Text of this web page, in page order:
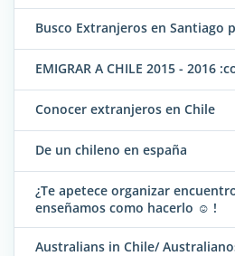
Busco Extranjeros en Santiago
EMIGRAR A CHILE 2015 - 2016
Conocer extranjeros en Chile
De un chileno en españa
¿Te apetece organizar
enseñamos como hacerlo ☺ !
Australians in Chile/